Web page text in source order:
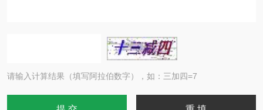
请输入计算结果（填写阿拉伯数字），如：三加四=7